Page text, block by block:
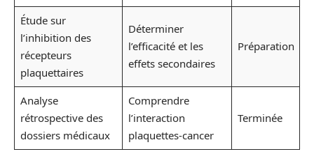
Étude sur
l’inhibition des
récepteurs
plaquettaires
Déterminer
l’efficacité et les
effets secondaires
Préparation
Analyse
rétrospective des
dossiers médicaux
Comprendre
l’interaction
plaquettes-cancer
Terminée